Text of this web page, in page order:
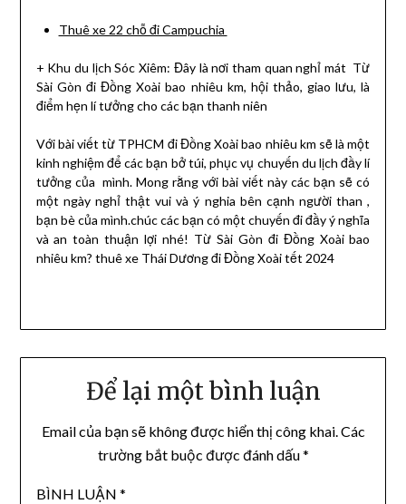
Thuê xe 22 chỗ đi Campuchia
+ Khu du lịch Sóc Xiêm: Đây là nơi tham quan nghỉ mát Từ
Sài Gòn đi Đồng Xoài bao nhiêu km, hội thảo, giao lưu, là
điểm hẹn lí tưởng cho các bạn thanh niên
Với bài viết từ TPHCM đi Đồng Xoài bao nhiêu km sẽ là một
kinh nghiệm để các bạn bở túi, phục vụ chuyến du lịch đầy lí
tưởng của mình. Mong rằng với bài viết này các bạn sẽ có
một ngày nghỉ thật vui và ý nghia bên cạnh người than ,
bạn bè của mình.chúc các bạn có một chuyến đi đầy ý nghĩa
và an toàn thuận lợi nhé! Từ Sài Gòn đi Đồng Xoài bao
nhiêu km? thuê xe Thái Dương đi Đồng Xoài tết 2024
Để lại một bình luận
Email của bạn sẽ không được hiển thị công khai.Các
trường bắt buộc được đánh dấu*
BÌNH LUẬN *